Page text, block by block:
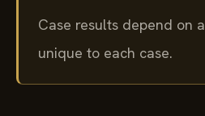
Case results depend on
unique to each case.